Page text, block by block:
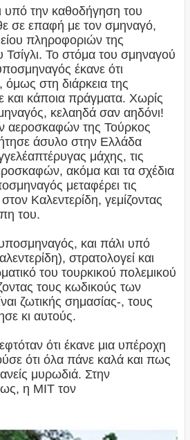
υπό την καθοδήγηση του
σε επαφή με τον σμηναγό,
πληροφοριών της
Τσίγλι. Το στόμα του σμηναγού
έκανε ότι
όμως στη διάρκεια της
κάποια πράγματα. Χωρίς
κελαηδά σαν αηδόνι!
αεροσκαφών της Τούρκος
άσυλο στην Ελλάδα
μάχης, τις
ακόμα και τα σχέδια
μεταφέρει τις
Καλεντερίδη, γεμίζοντας
του.
και πάλι υπό
στρατολογεί και
του τουρκικού πολεμικού
τους κωδικούς των
ζωτικής σημασίας-, τους
κι αυτούς.
ότι έκανε μια υπέροχη
ότι όλα πάνε καλά και πως
μυρωδιά. Στην
η ΜΙΤ τον